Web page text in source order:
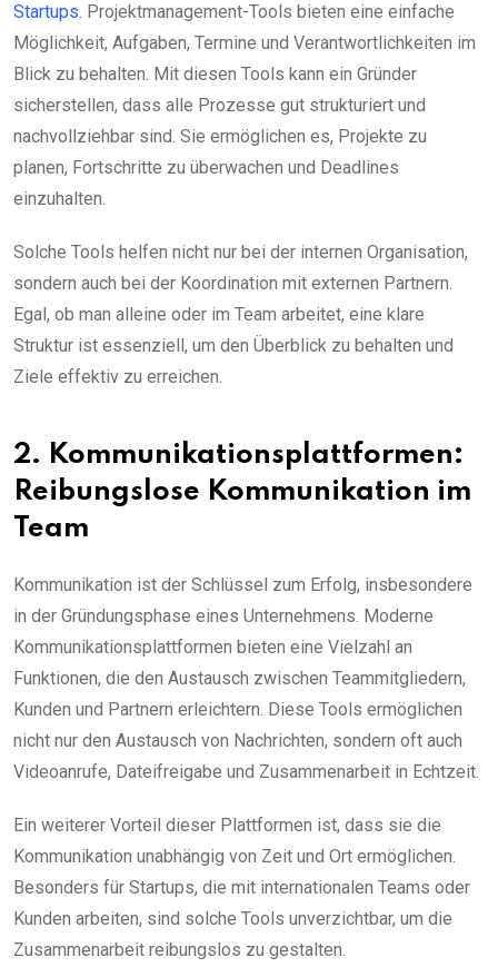
Startups. Projektmanagement-Tools bieten eine einfache
Möglichkeit, Aufgaben, Termine und Verantwortlichkeiten im
Blick zu behalten. Mit diesen Tools kann ein Gründer
sicherstellen, dass alle Prozesse gut strukturiert und
nachvollziehbar sind. Sie ermöglichen es, Projekte zu
planen, Fortschritte zu überwachen und Deadlines
einzuhalten.
Solche Tools helfen nicht nur bei der internen Organisation,
sondern auch bei der Koordination mit externen Partnern.
Egal, ob man alleine oder im Team arbeitet, eine klare
Struktur ist essenziell, um den Überblick zu behalten und
Ziele effektiv zu erreichen.
2. Kommunikationsplattformen:
Reibungslose Kommunikation im
Team
Kommunikation ist der Schlüssel zum Erfolg, insbesondere
in der Gründungsphase eines Unternehmens. Moderne
Kommunikationsplattformen bieten eine Vielzahl an
Funktionen, die den Austausch zwischen Teammitgliedern,
Kunden und Partnern erleichtern. Diese Tools ermöglichen
nicht nur den Austausch von Nachrichten, sondern oft auch
Videoanrufe, Dateifreigabe und Zusammenarbeit in Echtzeit.
Ein weiterer Vorteil dieser Plattformen ist, dass sie die
Kommunikation unabhängig von Zeit und Ort ermöglichen.
Besonders für Startups, die mit internationalen Teams oder
Kunden arbeiten, sind solche Tools unverzichtbar, um die
Zusammenarbeit reibungslos zu gestalten.